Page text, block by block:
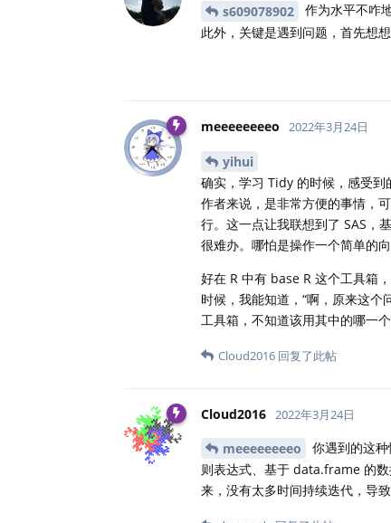
s609078902
作为水平不咋
此外，关键是遇到问题，首先想
meeeeeeeeo 2022年3月24日
yihui
确实，学习 Tidy 的时候，感受
作者来说，是非常方便的事情，
行。这一点让我联想到了 SAS，
很难办。哪怕是操作一个简单的
好在 R 中有 base R 这个工具箱
时候，我能知道，“啊，原来这
工具箱，不知道该用其中的哪一
Cloud2016 回复了此帖
Cloud2016 2022年3月24日
meeeeeeeeo
你遇到的这
则表达式、基于 data.frame 的
来，没有太多时间持续迭代，导